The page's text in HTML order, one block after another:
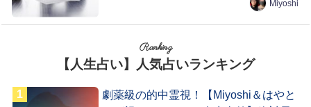
Miyoshi
Ranking
【人生占い】人気占いランキング
劇薬級の的中霊視！【Miyoshi＆はやと